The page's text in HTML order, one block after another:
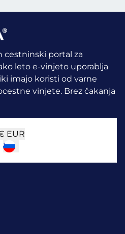
cestninski portal za
leto e-vinjeto uporablja
imajo koristi od varne
vinjete. Brez čakanja
EUR